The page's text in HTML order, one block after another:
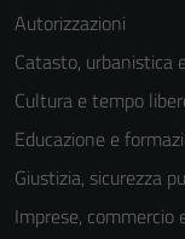
Autorizzazioni
Catasto, urbanistica
Cultura e tempo
Educazione e
Giustizia, sicurezza
Imprese, commercio